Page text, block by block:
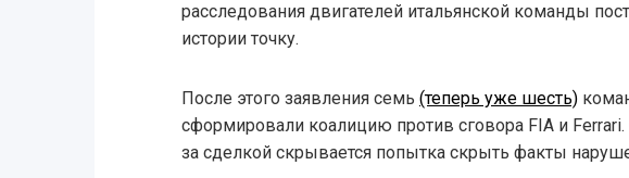
расследования двигателей итальянской команды
истории точку.
После этого заявления семь (теперь уже шесть)
сформировали коалицию против сговора FIA и
за сделкой скрывается попытка скрыть факты